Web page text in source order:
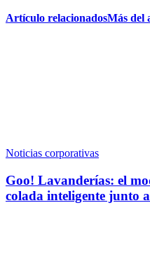
Artículo relacionadosMás del
Noticias corporativas
Goo! Lavanderías: el
colada inteligente junto